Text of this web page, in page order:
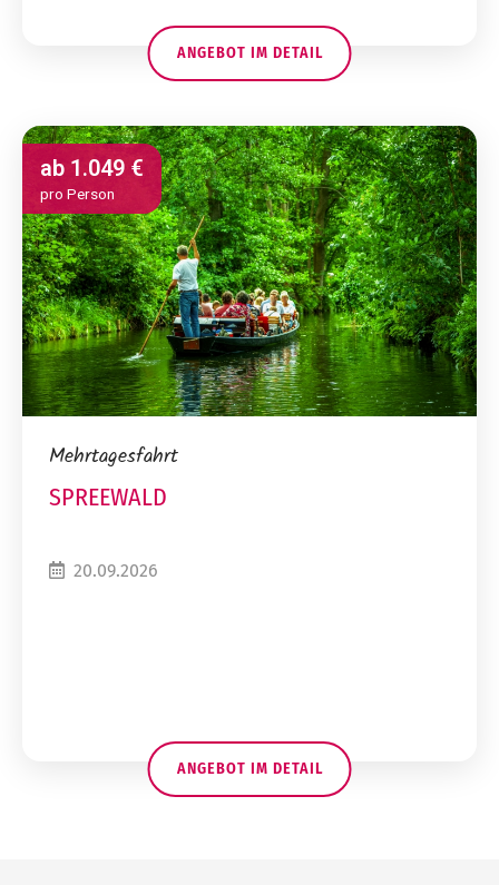
ANGEBOT IM DETAIL
ab 1.049 €
pro Person
Mehrtagesfahrt
SPREEWALD
20.09.2026
ANGEBOT IM DETAIL